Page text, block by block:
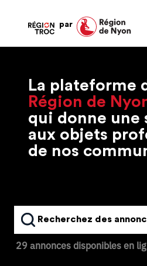
par
La plateforme
Région de
qui donne une
aux objets
de nos
Recherchez des
29 annonces disponibles en